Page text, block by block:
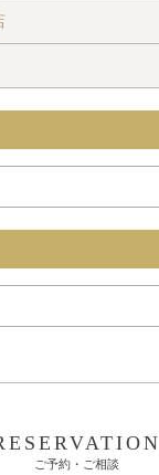
ご予約・ご相談